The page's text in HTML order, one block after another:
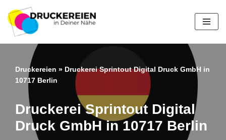
Zum
Inhalt
springen
Druckereien » Druckerei Sprintout Digital Druck GmbH in
10717 Berlin
Druckerei Sprintout Digital
Druck GmbH in 10717 Berlin